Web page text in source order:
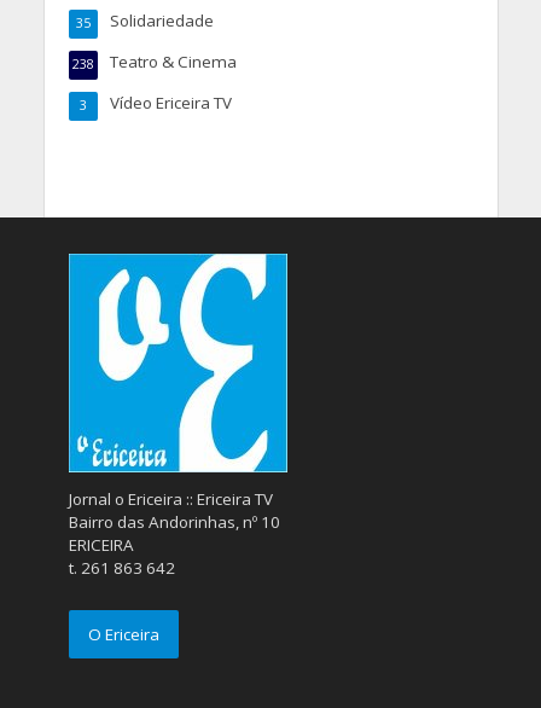
Solidariedade
35
Teatro & Cinema
238
Vídeo Ericeira TV
3
Jornal o Ericeira :: Ericeira TV
Bairro das Andorinhas, nº 10
ERICEIRA
t. 261 863 642
O Ericeira